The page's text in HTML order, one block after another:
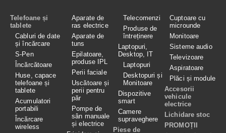
Telefoane și
tablete
Cabluri de date
și încărcare
S-Pen
Încărcătoare
Huse, capace
telefoane și
tablete
Acumulatori
portabili
Încărcare
wireless
Aparate de
ras electrice
Aparate de
tuns
Epilatoare,
produse IPL
Perii faciale
Uscătoare și
perii pentru
păr
Pompe de
sân manuale
și electrice
Telecomenzi
Produse de
întreținere
Laptopuri,
Desktop, IT
Laptopuri
Desktopuri și
Monitoare
Dispozitive
smart
Camere
supraveghere
Piese de
Cuptoare cu
microunde
Monitoare
Sisteme audio
Televizoare
Aspiratoare
Plăci și module
Accesorii
vehicule
electrice
Lichidare stoc
PROMOȚII